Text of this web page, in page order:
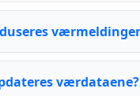
værdataene?